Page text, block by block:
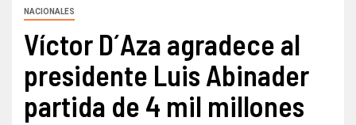
NACIONALES
Víctor D´Aza agradece al
presidente Luis Abinader
partida de 4 mil millones